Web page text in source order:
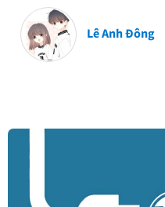
Lê Anh Đông